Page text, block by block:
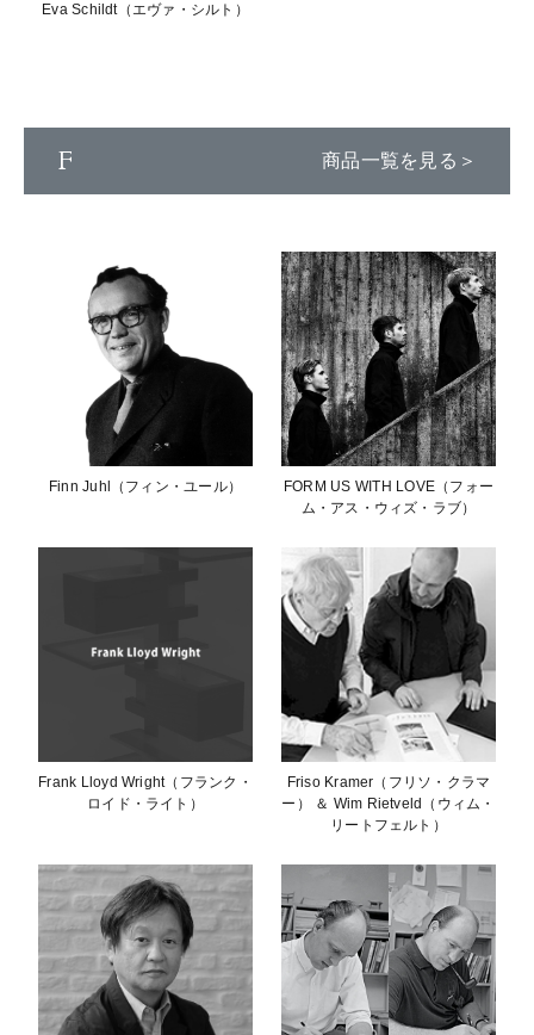
Eva Schildt（エヴァ・シルト）
F 商品一覧を見る＞
Finn Juhl（フィン・ユール）
FORM US WITH LOVE（フォー
ム・アス・ウィズ・ラブ）
Frank Lloyd Wright（フランク・
ロイド・ライト）
Friso Kramer（フリソ・クラマ
ー） ＆ Wim Rietveld（ウィム・
リートフェルト）